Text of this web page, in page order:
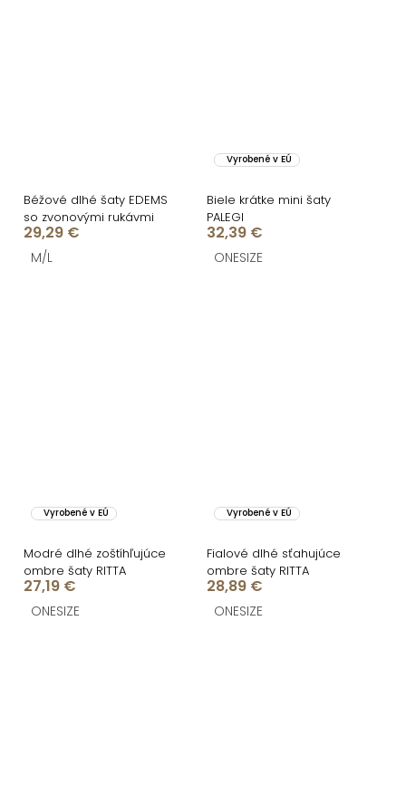
Béžové dlhé šaty EDEMS
so zvonovými rukávmi
29,29 €
M/L
Vyrobené v EÚ
Biele krátke mini šaty
PALEGI
32,39 €
ONESIZE
Vyrobené v EÚ
Modré dlhé zoštíhľujúce
ombre šaty RITTA
27,19 €
ONESIZE
Vyrobené v EÚ
Fialové dlhé sťahujúce
ombre šaty RITTA
28,89 €
ONESIZE